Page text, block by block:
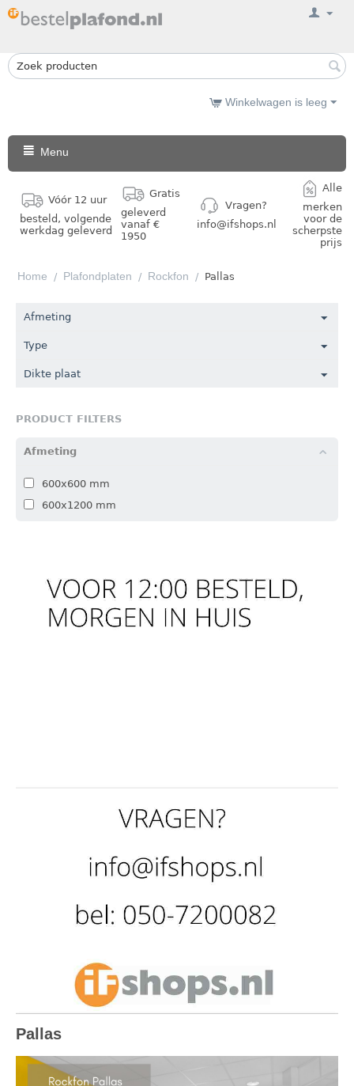
Winkelwagen is leeg
Menu
Vóór 12 uur
besteld, volgende
werkdag geleverd
Gratis
geleverd
vanaf €
1950
Vragen?
info@ifshops.nl
Alle
merken
voor de
scherpste
prijs
Home / Plafondplaten / Rockfon / Pallas
Afmeting
Type
Dikte plaat
PRODUCT FILTERS
Afmeting
600x600 mm
600x1200 mm
Pallas